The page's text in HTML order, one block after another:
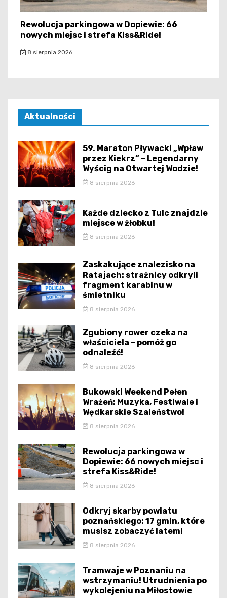
Rewolucja parkingowa w Dopiewie: 66
nowych miejsc i strefa Kiss&Ride!
8 sierpnia 2026
Aktualności
59. Maraton Pływacki „Wpław
przez Kiekrz” – Legendarny
Wyścig na Otwartej Wodzie!
8 sierpnia 2026
Każde dziecko z Tulc znajdzie
miejsce w żłobku!
8 sierpnia 2026
Zaskakujące znalezisko na
Ratajach: strażnicy odkryli
fragment karabinu w
śmietniku
8 sierpnia 2026
Zgubiony rower czeka na
właściciela – pomóż go
odnaleźć!
8 sierpnia 2026
Bukowski Weekend Pełen
Wrażeń: Muzyka, Festiwale i
Wędkarskie Szaleństwo!
8 sierpnia 2026
Rewolucja parkingowa w
Dopiewie: 66 nowych miejsc i
strefa Kiss&Ride!
8 sierpnia 2026
Odkryj skarby powiatu
poznańskiego: 17 gmin, które
musisz zobaczyć latem!
8 sierpnia 2026
Tramwaje w Poznaniu na
wstrzymaniu! Utrudnienia po
wykolejeniu na Miłostowie